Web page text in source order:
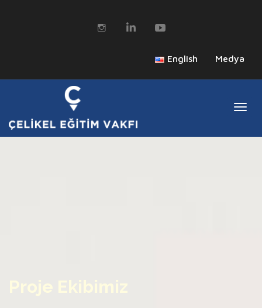
English Medya